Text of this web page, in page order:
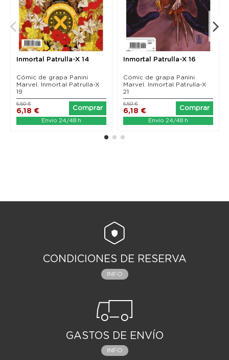
Inmortal Patrulla-X 14
Cómic de grapa Panini
Marvel. Inmortal Patrulla-X
19
6,18 €
6,50 €
Comprar
Envío 24/48 h
Inmortal Patrulla-X 16
Cómic de grapa Panini
Marvel. Inmortal Patrulla-X
21
6,18 €
6,50 €
Comprar
Envío 24/48 h
CONDICIONES DE RESERVA
INFO
GASTOS DE ENVÍO
INFO